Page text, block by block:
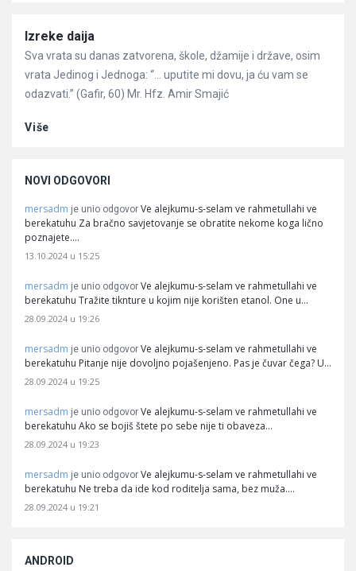
Članci
Izreke daija
Sva vrata su danas zatvorena, škole, džamije i države, osim
vrata Jedinog i Jednoga: “… uputite mi dovu, ja ću vam se
odazvati.” (Gafir, 60) Mr. Hfz. Amir Smajić
Više
NOVI ODGOVORI
mersadm je unio odgovor Ve alejkumu-s-selam ve rahmetullahi ve
berekatuhu Za bračno savjetovanje se obratite nekome koga lično
poznajete.…
13.10.2024 u 15:25
mersadm je unio odgovor Ve alejkumu-s-selam ve rahmetullahi ve
berekatuhu Tražite tiknture u kojim nije korišten etanol. One u…
28.09.2024 u 19:26
mersadm je unio odgovor Ve alejkumu-s-selam ve rahmetullahi ve
berekatuhu Pitanje nije dovoljno pojašenjeno. Pas je čuvar čega? U…
28.09.2024 u 19:25
mersadm je unio odgovor Ve alejkumu-s-selam ve rahmetullahi ve
berekatuhu Ako se bojiš štete po sebe nije ti obaveza…
28.09.2024 u 19:23
mersadm je unio odgovor Ve alejkumu-s-selam ve rahmetullahi ve
berekatuhu Ne treba da ide kod roditelja sama, bez muža.…
28.09.2024 u 19:21
ANDROID